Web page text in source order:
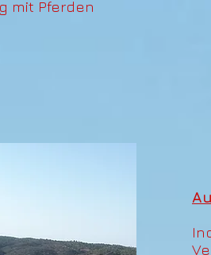
mit Pferden